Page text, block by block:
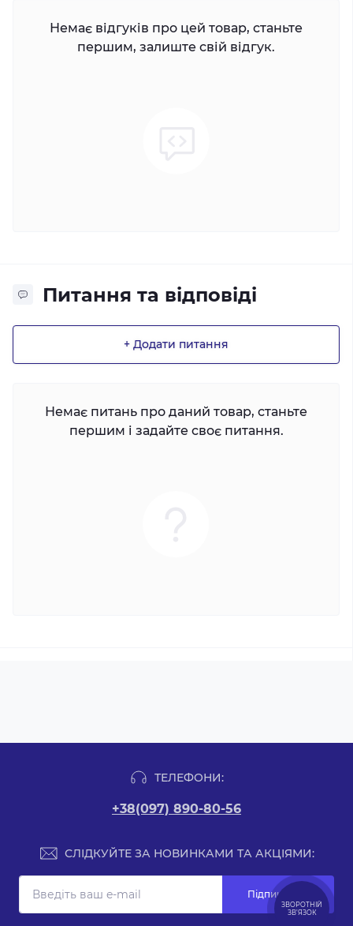
Немає відгуків про цей товар, станьте
першим, залиште свій відгук.
Питання та відповіді
+ Додати питання
Немає питань про даний товар, станьте
першим і задайте своє питання.
ТЕЛЕФОНИ:
+38(097) 890-80-56
СЛІДКУЙТЕ ЗА НОВИНКАМИ ТА АКЦІЯМИ:
Підпишіться
ЗВОРОТНІЙ
ЗВ’ЯЗОК